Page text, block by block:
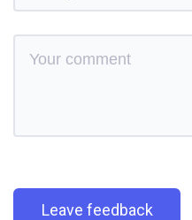
Leave feedback